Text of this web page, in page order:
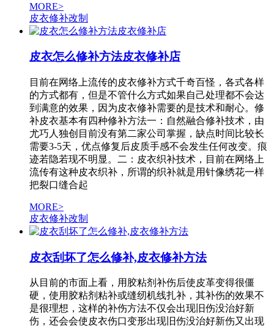
MORE>
皮衣修补改制
皮衣怎么修补方法皮衣修补店
目前在网络上流传的皮衣修补方式千奇百怪，各式各样
的方式都有，但是不管什么方式如果自己处理都不会达
到满意的效果，因为皮衣修补需要的是技术和耐心。修
补皮衣基本有四种修补方法一：自然融合修补技术，由
尤巧人独创目前没有第二家公司掌握，缺点时间比较长
需要3-5天，优点修复后皮质手感不会发生任何改变。痕
迹若隐若现不明显。二：皮衣织补技术，目前在网络上
流传有这种皮衣织补，所谓的织补就是用针像绣花一样
把裂口缝合起
MORE>
皮衣修补改制
皮衣刮坏了怎么修补,皮衣修补方法
从目前的市面上看，用胶粘剂补伤后使皮革变得很僵
硬，使用胶粘剂粘补或缝纫机线扎补，其补伤的效果不
是很理想，这样的补伤方法不仅会出现旧伤没治好新
伤，还会会使皮衣伤口变形出现旧伤没治好新伤又出现